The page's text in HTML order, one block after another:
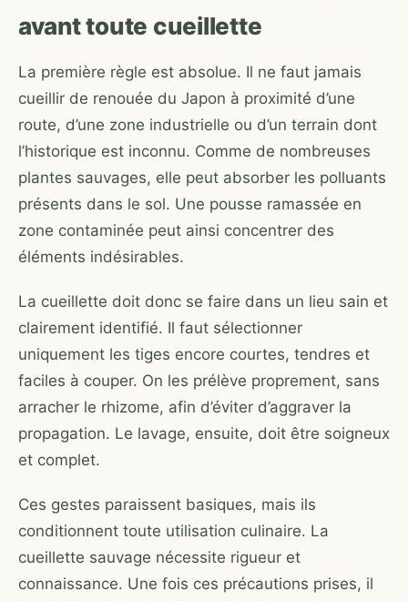
avant toute cueillette
La première règle est absolue. Il ne faut jamais
cueillir de renouée du Japon à proximité d’une
route, d’une zone industrielle ou d’un terrain dont
l’historique est inconnu. Comme de nombreuses
plantes sauvages, elle peut absorber les polluants
présents dans le sol. Une pousse ramassée en
zone contaminée peut ainsi concentrer des
éléments indésirables.
La cueillette doit donc se faire dans un lieu sain et
clairement identifié. Il faut sélectionner
uniquement les tiges encore courtes, tendres et
faciles à couper. On les prélève proprement, sans
arracher le rhizome, afin d’éviter d’aggraver la
propagation. Le lavage, ensuite, doit être soigneux
et complet.
Ces gestes paraissent basiques, mais ils
conditionnent toute utilisation culinaire. La
cueillette sauvage nécessite rigueur et
connaissance. Une fois ces précautions prises, il